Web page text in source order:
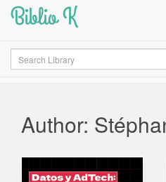
Biblio K
Search
Author: